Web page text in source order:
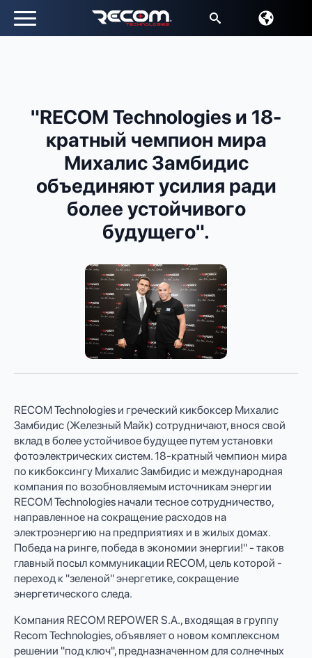
"RECOM Technologies и 18-
кратный чемпион мира
Михалис Замбидис
объединяют усилия ради
более устойчивого
будущего".
RECOM Technologies и греческий кикбоксер Михалис
Замбидис (Железный Майк) сотрудничают, внося свой
вклад в более устойчивое будущее путем установки
фотоэлектрических систем. 18-кратный чемпион мира
по кикбоксингу Михалис Замбидис и международная
компания по возобновляемым источникам энергии
RECOM Technologies начали тесное сотрудничество,
направленное на сокращение расходов на
электроэнергию на предприятиях и в жилых домах.
Победа на ринге, победа в экономии энергии!" - таков
главный посыл коммуникации RECOM, цель которой -
переход к "зеленой" энергетике, сокращение
энергетического следа.
Компания RECOM REPOWER S.A., входящая в группу
Recom Technologies, объявляет о новом комплексном
решении "под ключ", предназначенном для солнечных